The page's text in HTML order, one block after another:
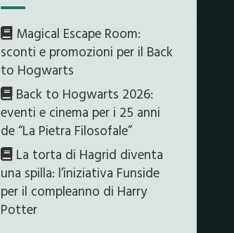
Magical Escape Room:
sconti e promozioni per il Back
to Hogwarts
Back to Hogwarts 2026:
eventi e cinema per i 25 anni
de “La Pietra Filosofale”
La torta di Hagrid diventa
una spilla: l’iniziativa Funside
per il compleanno di Harry
Potter